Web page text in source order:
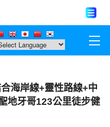
海岸線+靈性路線+中
地牙哥123公里徒步健